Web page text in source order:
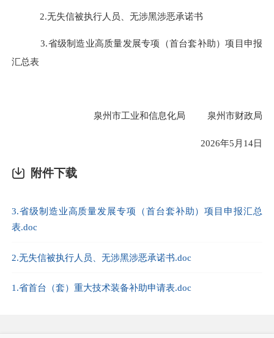
2.无失信被执行人员、无涉黑涉恶承诺书
3.省级制造业高质量发展专项（首台套补助）项目申报
汇总表
泉州市工业和信息化局 泉州市财政局
2026年5月14日
附件下载
3.省级制造业高质量发展专项（首台套补助）项目申报汇总
表.doc
2.无失信被执行人员、无涉黑涉恶承诺书.doc
1.省首台（套）重大技术装备补助申请表.doc